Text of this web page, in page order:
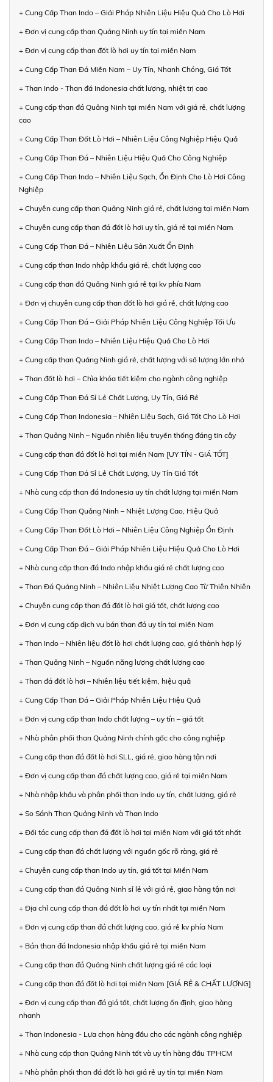
+ Cung Cấp Than Indo – Giải Pháp Nhiên Liệu Hiệu Quả Cho Lò Hơi
+ Đơn vị cung cấp than Quảng Ninh uy tín tại miền Nam
+ Đơn vị cung cấp than đốt lò hơi uy tín tại miền Nam
+ Cung Cấp Than Đá Miền Nam – Uy Tín, Nhanh Chóng, Giá Tốt
+ Than Indo - Than đá Indonesia chất lượng, nhiệt trị cao
+ Cung cấp than đá Quảng Ninh tại miền Nam với giá rẻ, chất lượng
cao
+ Cung Cấp Than Đốt Lò Hơi – Nhiên Liệu Công Nghiệp Hiệu Quả
+ Cung Cấp Than Đá – Nhiên Liệu Hiệu Quả Cho Công Nghiệp
+ Cung Cấp Than Indo – Nhiên Liệu Sạch, Ổn Định Cho Lò Hơi Công
Nghiệp
+ Chuyên cung cấp than Quảng Ninh giá rẻ, chất lượng tại miền Nam
+ Chuyên cung cấp than đá đốt lò hơi uy tín, giá rẻ tại miền Nam
+ Cung Cấp Than Đá – Nhiên Liệu Sản Xuất Ổn Định
+ Cung cấp than Indo nhập khẩu giá rẻ, chất lượng cao
+ Cung cấp than đá Quảng Ninh giá rẻ tại kv phía Nam
+ Đơn vị chuyên cung cấp than đốt lò hơi giá rẻ, chất lượng cao
+ Cung Cấp Than Đá – Giải Pháp Nhiên Liệu Công Nghiệp Tối Ưu
+ Cung Cấp Than Indo – Nhiên Liệu Hiệu Quả Cho Lò Hơi
+ Cung cấp than Quảng Ninh giá rẻ, chất lượng với số lượng lớn nhỏ
+ Than đốt lò hơi – Chìa khóa tiết kiệm cho ngành công nghiệp
+ Cung Cấp Than Đá Sỉ Lẻ Chất Lượng, Uy Tín, Giá Rẻ
+ Cung Cấp Than Indonesia – Nhiên Liệu Sạch, Giá Tốt Cho Lò Hơi
+ Than Quảng Ninh – Nguồn nhiên liệu truyền thống đáng tin cậy
+ Cung cấp than đá đốt lò hơi tại miền Nam [UY TÍN - GIÁ TỐT]
+ Cung Cấp Than Đá Sỉ Lẻ Chất Lượng, Uy Tín Giá Tốt
+ Nhà cung cấp than đá Indonesia uy tín chất lượng tại miền Nam
+ Cung Cấp Than Quảng Ninh – Nhiệt Lượng Cao, Hiệu Quả
+ Cung Cấp Than Đốt Lò Hơi – Nhiên Liệu Công Nghiệp Ổn Định
+ Cung Cấp Than Đá – Giải Pháp Nhiên Liệu Hiệu Quả Cho Lò Hơi
+ Nhà cung cấp than đá Indo nhập khẩu giá rẻ chất lượng cao
+ Than Đá Quảng Ninh – Nhiên Liệu Nhiệt Lượng Cao Từ Thiên Nhiên
+ Chuyên cung cấp than đá đốt lò hơi giá tốt, chất lượng cao
+ Đơn vị cung cấp dịch vụ bán than đá uy tín tại miền Nam
+ Than Indo – Nhiên liệu đốt lò hơi chất lượng cao, giá thành hợp lý
+ Than Quảng Ninh – Nguồn năng lượng chất lượng cao
+ Than đá đốt lò hơi – Nhiên liệu tiết kiệm, hiệu quả
+ Cung Cấp Than Đá – Giải Pháp Nhiên Liệu Hiệu Quả
+ Đơn vị cung cấp than Indo chất lượng – uy tín – giá tốt
+ Nhà phân phối than Quảng Ninh chính gốc cho công nghiệp
+ Cung cấp than đá đốt lò hơi SLL, giá rẻ, giao hàng tận nơi
+ Đơn vị cung cấp than đá chất lượng cao, giá rẻ tại miền Nam
+ Nhà nhập khẩu và phân phối than Indo uy tín, chất lượng, giá rẻ
+ So Sánh Than Quảng Ninh và Than Indo
+ Đối tác cung cấp than đá đốt lò hơi tại miền Nam với giá tốt nhất
+ Cung cấp than đá chất lượng với nguồn gốc rõ ràng, giá rẻ
+ Chuyên cung cấp than Indo uy tín, giá tốt tại Miền Nam
+ Cung cấp than đá Quảng Ninh sỉ lẻ với giá rẻ, giao hàng tận nơi
+ Địa chỉ cung cấp than đá đốt lò hơi uy tín nhất tại miền Nam
+ Đơn vị cung cấp than đá chất lượng cao, giá rẻ kv phía Nam
+ Bán than đá Indonesia nhập khẩu giá rẻ tại miền Nam
+ Cung cấp than đá Quảng Ninh chất lượng giá rẻ các loại
+ Cung cấp than đá đốt lò hơi tại miền Nam [GIÁ RẺ & CHẤT LƯỢNG]
+ Đơn vị cung cấp than đá giá tốt, chất lượng ổn định, giao hàng
nhanh
+ Than Indonesia - Lựa chọn hàng đầu cho các ngành công nghiệp
+ Nhà cung cấp than Quảng Ninh tốt và uy tín hàng đầu TPHCM
+ Nhà phân phối than đá đốt lò hơi giá rẻ uy tín tại miền Nam